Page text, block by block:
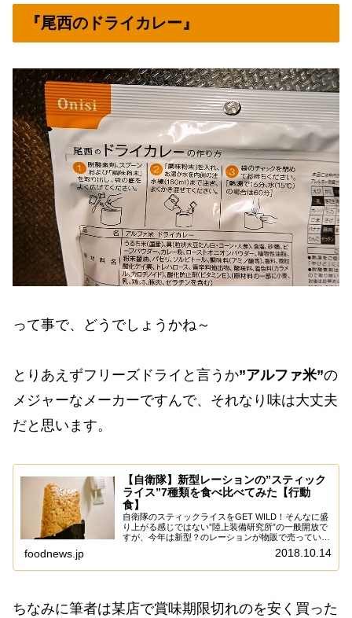
『尾西のドライカレー』
って事で、どうでしょうかね～
とりあえずフリーズドライと言うか”アルファ米”の
メジャーなメーカーですんで、それなり味は大丈夫
だと思います。
【自衛隊】新型レーションの”スティック
ライス”7種類を食べ比べてみた【行動
食】
自衛隊のスティックライスをGET WILD！そんなに盛
り上がる感じではない”陸上装備研究所”の一般開放で
すが、今年は新型？のレーションが物販で売っていた
りして、やはり地元民なら絶対に行っておいた方が良
い可能性……あると思います。わりと速攻で...
foodnews.jp 2018.10.14
ちなみに筆者は某店で賞味期限切れのを安く買った